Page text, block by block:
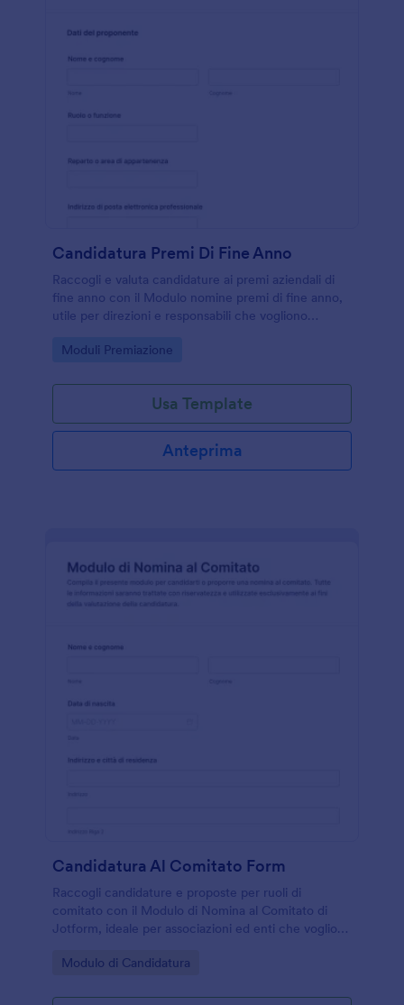
Candidatura Premi Di Fine Anno
Raccogli e valuta candidature ai premi aziendali di
fine anno con il Modulo nomine premi di fine anno,
utile per direzioni e responsabili che vogliono
in Jotform.
Go to Category:
Moduli Premiazione
Usa Template
Anteprima
Candidatura Al Comitato Form
Raccogli candidature e proposte per ruoli di
comitato con il Modulo di Nomina al Comitato di
Jotform, ideale per associazioni ed enti che vogliono
in modo ordinato.
Go to Category:
Modulo di Candidatura